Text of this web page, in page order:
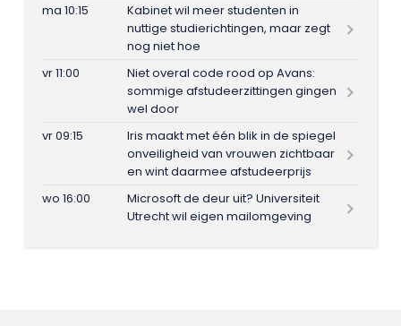
ma 10:15
Kabinet wil meer studenten in
nuttige studierichtingen, maar zegt
nog niet hoe
vr 11:00
Niet overal code rood op Avans:
sommige afstudeerzittingen gingen
wel door
vr 09:15
Iris maakt met één blik in de spiegel
onveiligheid van vrouwen zichtbaar
en wint daarmee afstudeerprijs
wo 16:00
Microsoft de deur uit? Universiteit
Utrecht wil eigen mailomgeving